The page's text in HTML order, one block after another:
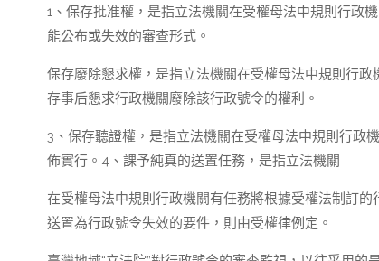
1、保存批准權，是指立法機關在受權母法中規則行政
能公布或失效的審查形式。
保存廢除懇求權，是指立法機關在受權母法中規則行
存事后懇求行政機關廢除該行政號令的權利。
3、保存聽證權，是指立法機關在受權母法中規則行政
佈實行。4、課予純真的送置任務，是指立法機關
在受權母法中規則行政機關有任務將根據受權法制訂
送置為行政號令失效的要件，則由受權律例定。